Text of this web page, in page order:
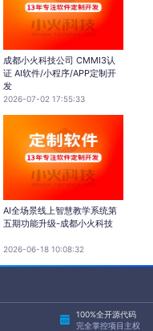
成都小火科技公司 CMMI3认
证 AI软件/小程序/APP定制开
发
2026-07-02 17:55:33
AI全场景线上智慧教学系统第
五期功能升级-成都小火科技
2026-06-18 10:08:32
100%全开源代码
完全掌控项目主权